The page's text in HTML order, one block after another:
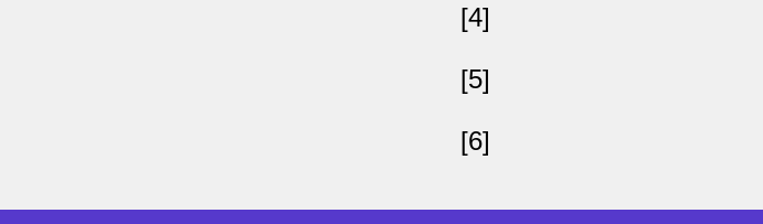
[4]
[5]
[6]